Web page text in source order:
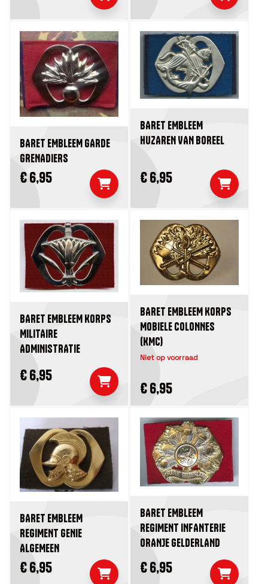
BARET EMBLEEM GARDE
GRENADIERS
€ 6,95
BARET EMBLEEM
HUZAREN VAN BOREEL
€ 6,95
BARET EMBLEEM KORPS
MILITAIRE
ADMINISTRATIE
€ 6,95
BARET EMBLEEM KORPS
MOBIELE COLONNES
(KMC)
Niet op voorraad
€ 6,95
BARET EMBLEEM
REGIMENT GENIE
ALGEMEEN
€ 6,95
BARET EMBLEEM
REGIMENT INFANTERIE
ORANJE GELDERLAND
€ 6,95